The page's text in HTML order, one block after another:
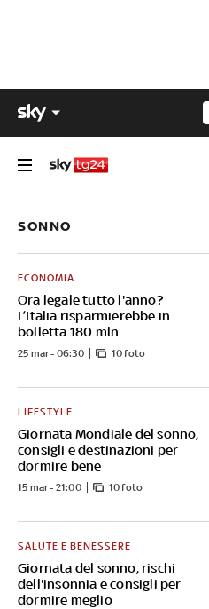
SONNO
Ora legale tutto l'anno?
L’Italia risparmierebbe in
bolletta 180 mln
ECONOMIA
25 mar - 06:30 10 foto
Giornata Mondiale del sonno,
consigli e destinazioni per
dormire bene
LIFESTYLE
15 mar - 21:00 10 foto
Giornata del sonno, rischi
dell'insonnia e consigli per
dormire meglio
SALUTE E BENESSERE